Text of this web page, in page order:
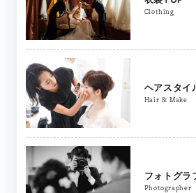
Clothing
ヘアスタイ
Hair & Make
フォトグラ
Photographer